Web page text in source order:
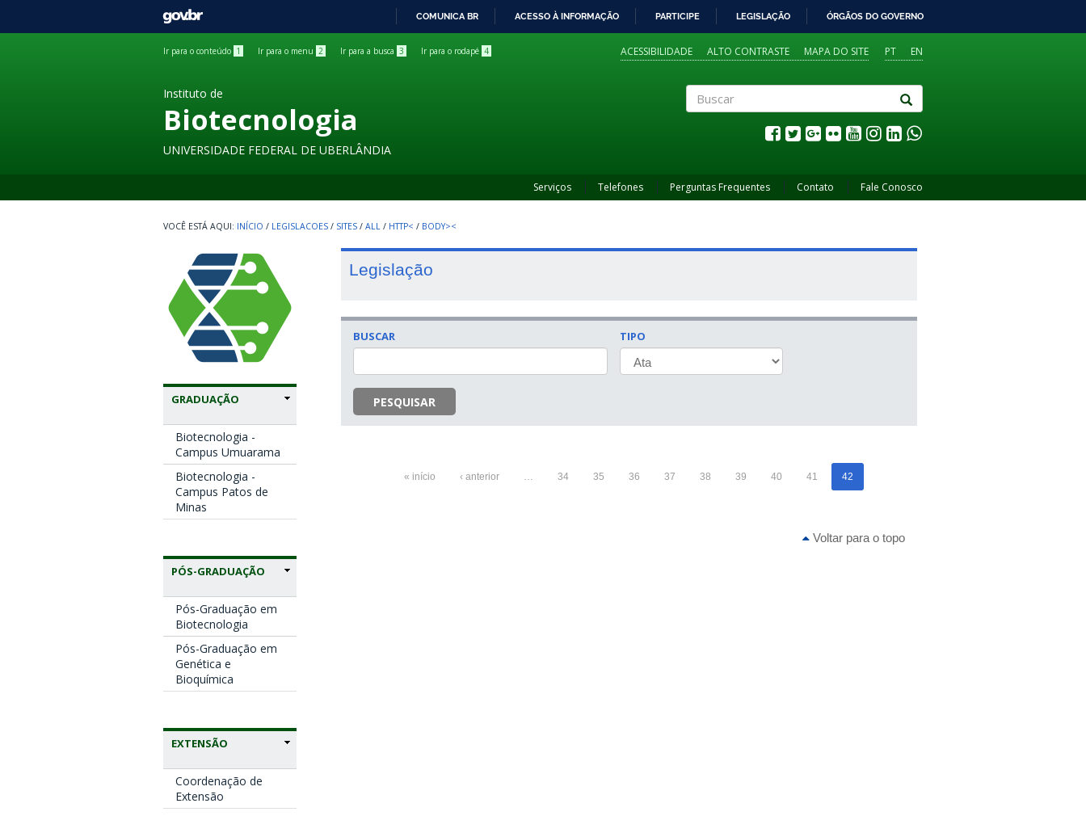
GOVBR
COMUNICA BR ACESSO À INFORMAÇÃO PARTICIPE LEGISLAÇÃO ÓRGÃOS DO GOVERNO
Ir para o conteúdo 1 Ir para o menu 2 Ir para a busca 3 Ir para o rodapé 4 PT EN
ACESSIBILIDADE ALTO CONTRASTE MAPA DO SITE
Instituto de
Biotecnologia
UNIVERSIDADE FEDERAL DE UBERLÂNDIA
Serviços Telefones Perguntas Frequentes Contato Fale Conosco
INÍCIO / LEGISLACOES / SITES / ALL / HTTP< / BODY><
GRADUAÇÃO
Biotecnologia -
Campus Umuarama
Biotecnologia -
Campus Patos de
Minas
PÓS-GRADUAÇÃO
Pós-Graduação em
Biotecnologia
Pós-Graduação em
Genética e
Bioquímica
EXTENSÃO
Coordenação de
Extensão
Legislação
BUSCAR TIPO
PESQUISAR
« início ‹ anterior 34 35 36 37 38 39 40 41 42
Voltar para o topo